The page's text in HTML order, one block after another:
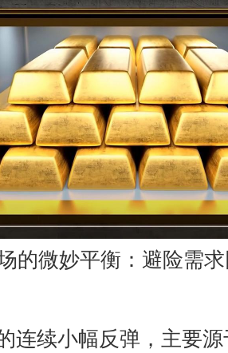
的微妙平衡：避险需
续小幅反弹，主要源